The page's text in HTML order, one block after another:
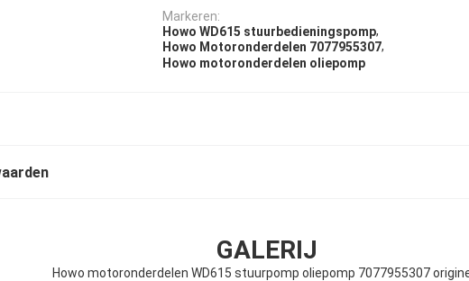
Markeren:
Howo WD615 stuurbedieningspomp,
Howo Motoronderdelen 7077955307,
Howo motoronderdelen oliepomp
GALERIJ
Howo motoronderdelen WD615 stuurpomp oliepomp 7077955307